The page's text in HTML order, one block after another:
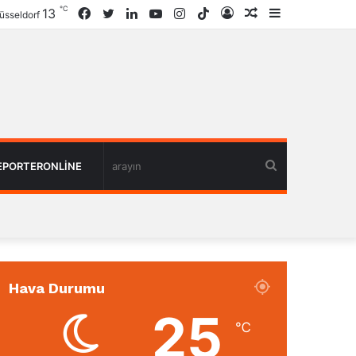
Rastgele
Giriş
TikTok
Instagram
YouTube
LinkedIn
Twitter
Facebook
13 ℃
Hava Durumu
25 ℃